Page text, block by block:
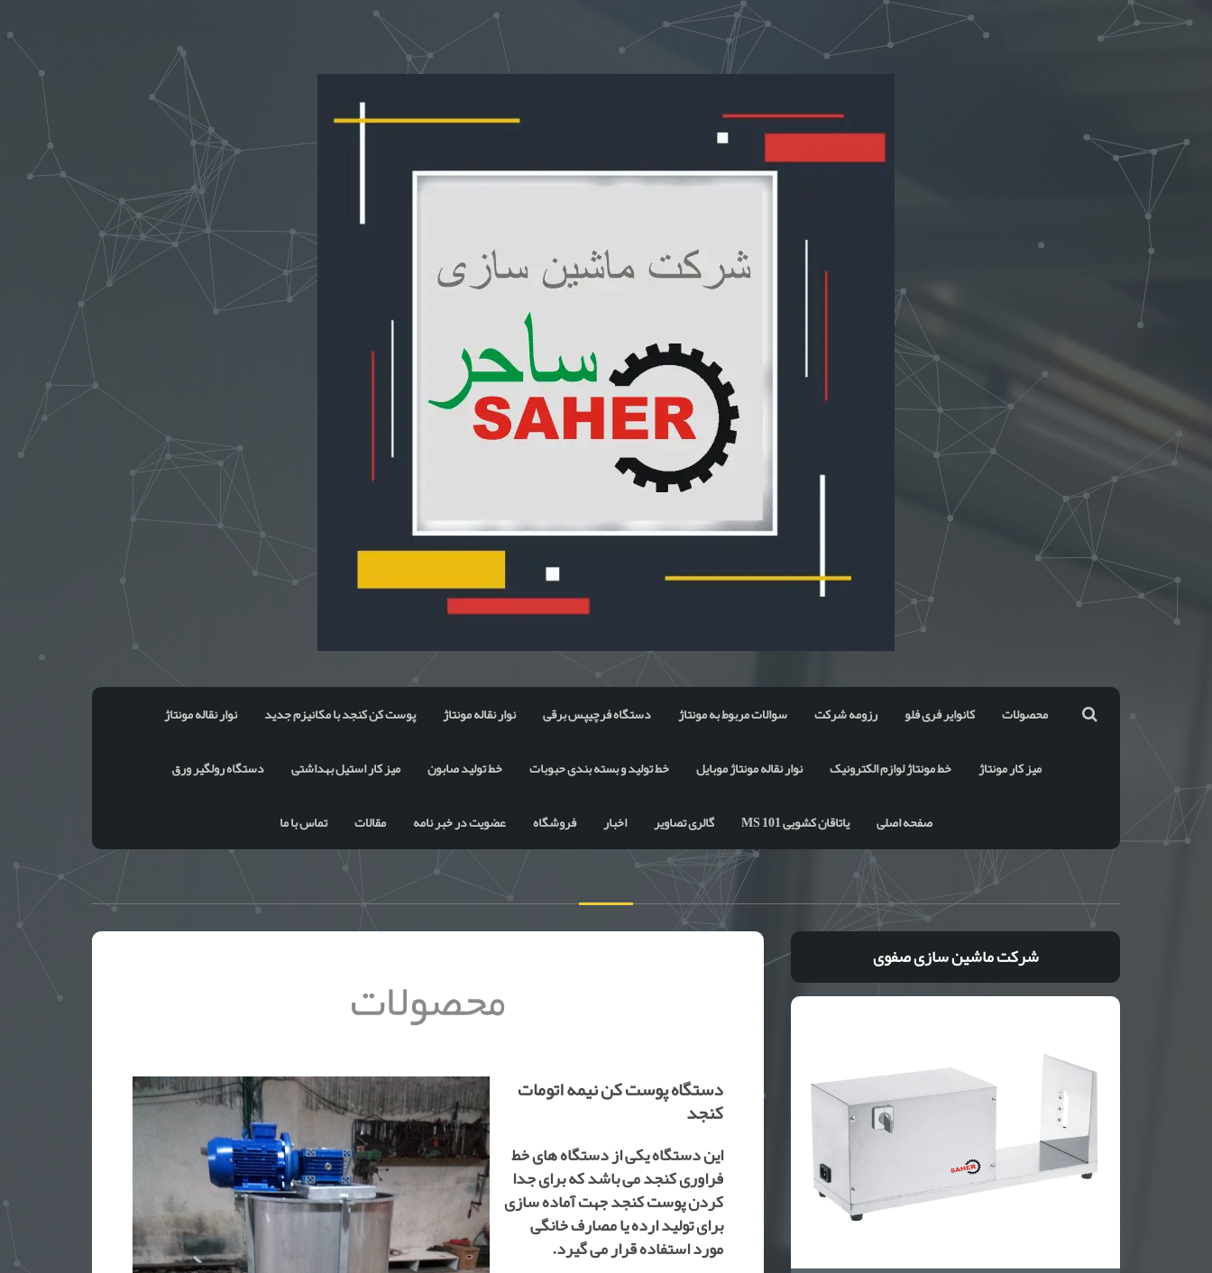
محصولات کانوایر فری فلو رزومه شرکت سوالات مربوط به مونتاژ دستگاه فرچیپس برقی نوار نقاله مونتاژ پوست کن کنجد با مکانیزم جدید نوار نقاله مونتاژ
میز کار مونتاژ خط مونتاژ لوازم الکترونیک نوار نقاله مونتاژ موبایل خط تولید و بسته بندی حبوبات خط تولید صابون میز کار استیل بهداشتی دستگاه رولگیر ورق
صفحه اصلی یاتاقان کشویی MS 101 گالری تصاویر اخبار فروشگاه عضویت در خبر نامه مقالات تماس با ما
محصولات
دستگاه پوست کن نیمه اتومات
کنجد
این دستگاه یکی از دستگاه های خط
فراوری کنجد می باشد که برای جدا
کردن پوست کنجد جهت آماده سازی
برای تولید ارده یا مصارف خانگی
مورد استفاده قرار می گیرد.
شرکت ماشین سازی صفوی